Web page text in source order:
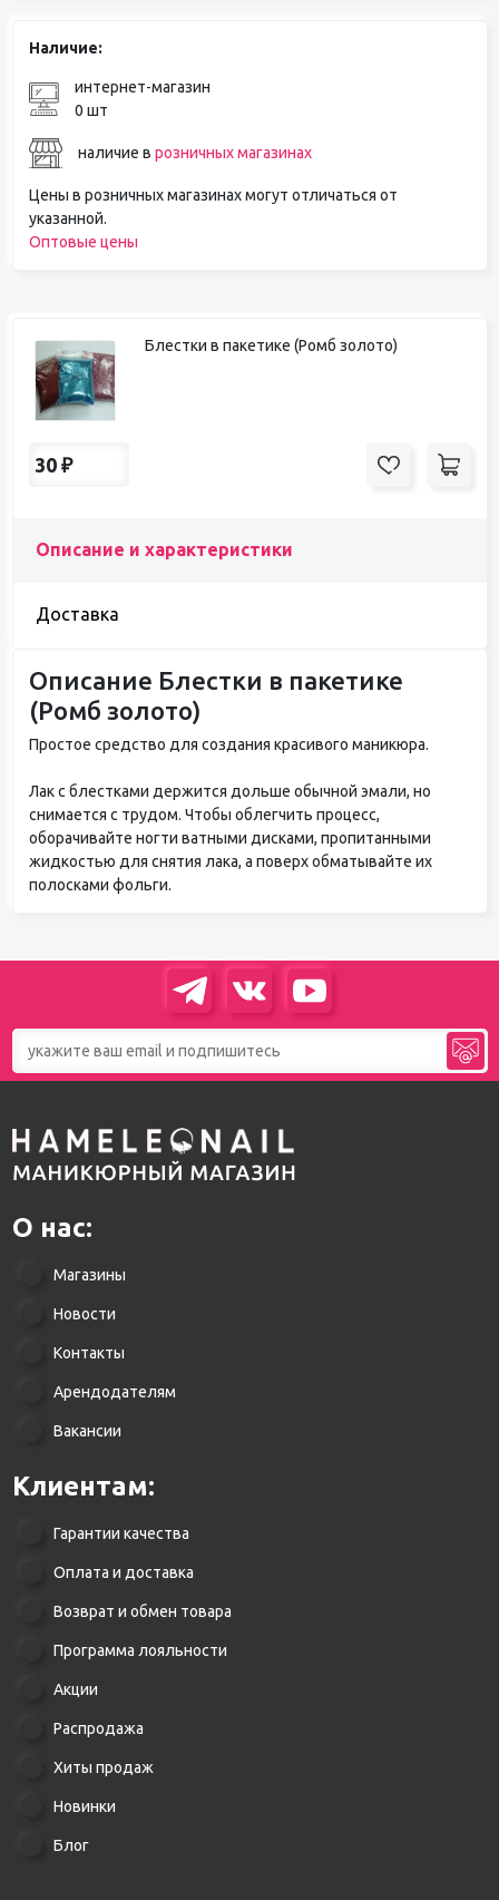
Наличие:
интернет-магазин
0 шт
наличие в розничных магазинах
Цены в розничных магазинах могут отличаться от
указанной.
Оптовые цены
Блестки в пакетике (Ромб золото)
30 ₽
Описание и характеристики
Доставка
Описание Блестки в пакетике
(Ромб золото)
Простое средство для создания красивого маникюра.
Лак с блестками держится дольше обычной эмали, но
снимается с трудом. Чтобы облегчить процесс,
оборачивайте ногти ватными дисками, пропитанными
жидкостью для снятия лака, а поверх обматывайте их
полосками фольги.
О нас:
Магазины
Новости
Контакты
Арендодателям
Вакансии
Клиентам:
Гарантии качества
Оплата и доставка
Возврат и обмен товара
Программа лояльности
Акции
Распродажа
Хиты продаж
Новинки
Блог